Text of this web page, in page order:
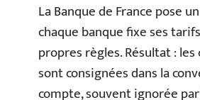
La Banque de France pose
chaque banque fixe ses
propres règles. Résultat :
sont consignées dans la
compte, souvent ignorée